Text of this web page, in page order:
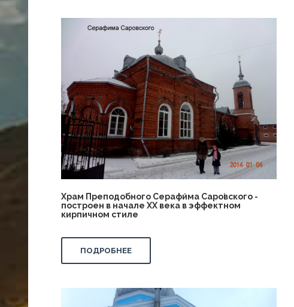
Храм Преподо́бного Серафи́ма Саро́вского -
построен в начале XX века в эффектном
кирпичном стиле
ПОДРОБНЕЕ